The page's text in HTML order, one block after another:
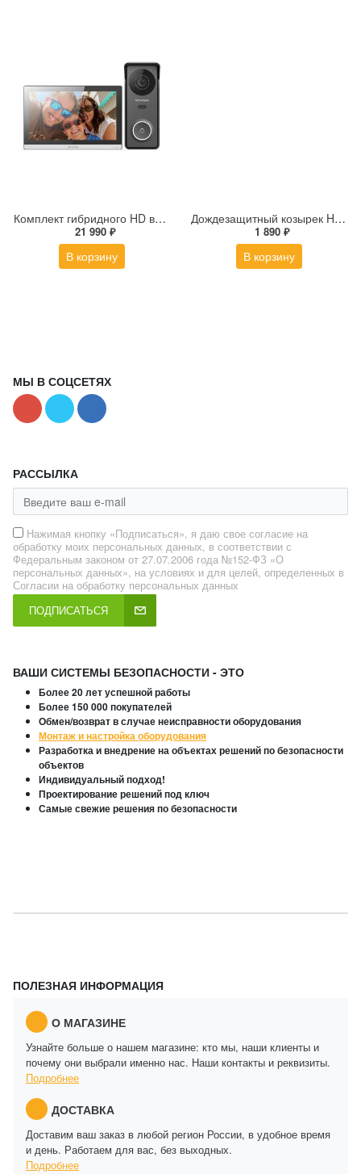
Комплект гибридного HD видеодомофона Hikvision DS-KIS313-P(B)
21 990 ₽
В корзину
Дождезащитный козырек Hikvision DS-KABV8113-RS/Surface
1 890 ₽
В корзину
МЫ В СОЦСЕТЯХ
РАССЫЛКА
Нажимая кнопку «Подписаться», я даю свое согласие на
обработку моих персональных данных, в соответствии с
Федеральным законом от 27.07.2006 года №152-ФЗ «О
персональных данных», на условиях и для целей, определенных в
Согласии на обработку персональных данных
ПОДПИСАТЬСЯ
ВАШИ СИСТЕМЫ БЕЗОПАСНОСТИ - ЭТО
Более 20 лет успешной работы
Более 150 000 покупателей
Обмен/возврат в случае неисправности оборудования
Монтаж и настройка оборудования
Разработка и внедрение на объектах решений по безопасности
объектов
Индивидуальный подход!
Проектирование решений под ключ
Самые свежие решения по безопасности
ПОЛЕЗНАЯ ИНФОРМАЦИЯ
О МАГАЗИНЕ
Узнайте больше о нашем магазине: кто мы, наши клиенты и
почему они выбрали именно нас. Наши контакты и реквизиты.
Подробнее
ДОСТАВКА
Доставим ваш заказ в любой регион России, в удобное время
и день. Работаем для вас, без выходных.
Подробнее